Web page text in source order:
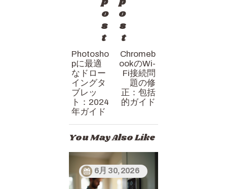
ョ
ン
o
s
t
Photosho
pに最適
なドロー
イングタ
ブレッ
ト：2024
年ガイド
o
s
t
Chromeb
ookのWi-
Fi接続問
題の修
正：包括
的ガイド
You May Also Like
6月 30, 2026